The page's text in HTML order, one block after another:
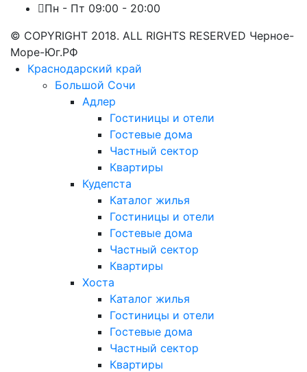
Пн - Пт 09:00 - 20:00
© COPYRIGHT 2018. ALL RIGHTS RESERVED Черное-
Море-Юг.РФ
Краснодарский край
Большой Сочи
Адлер
Гостиницы и отели
Гостевые дома
Частный сектор
Квартиры
Кудепста
Каталог жилья
Гостиницы и отели
Гостевые дома
Частный сектор
Квартиры
Хоста
Каталог жилья
Гостиницы и отели
Гостевые дома
Частный сектор
Квартиры